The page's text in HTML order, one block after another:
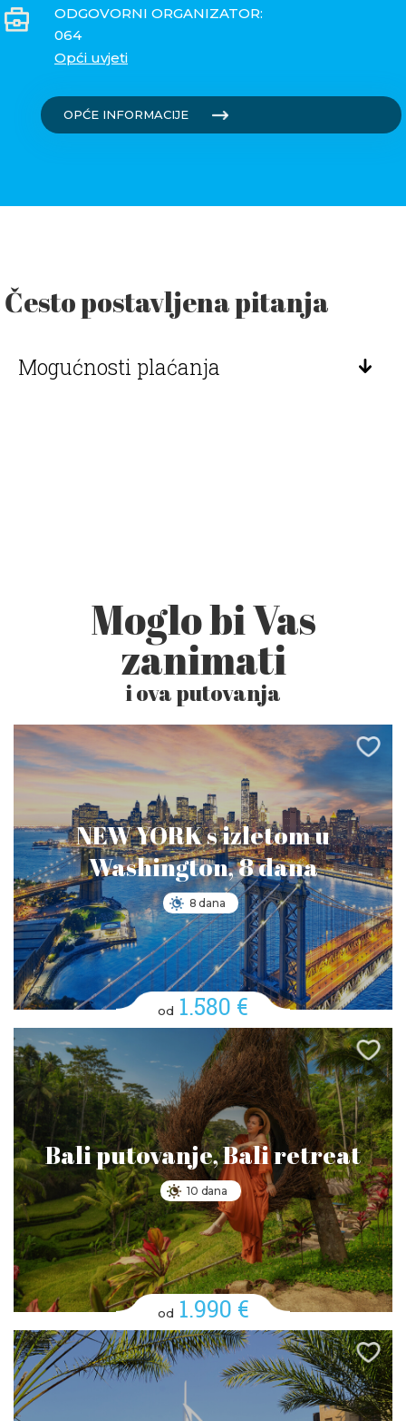
ODGOVORNI ORGANIZATOR:
064
Opći uvjeti
OPĆE INFORMACIJE
Često postavljena pitanja
Mogućnosti plaćanja
Moglo bi Vas
zanimati
i ova putovanja
NEW YORK s izletom u
Washington, 8 dana
8 dana
od 1.580 €
Bali putovanje, Bali retreat
10 dana
od 1.990 €